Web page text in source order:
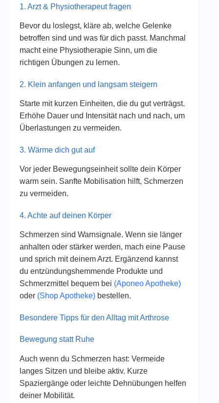
1. Arzt & Physiotherapeut fragen
Bevor du loslegst, kläre ab, welche Gelenke
betroffen sind und was für dich passt. Manchmal
macht eine Physiotherapie Sinn, um die
richtigen Übungen zu lernen.
2. Klein anfangen und langsam steigern
Starte mit kurzen Einheiten, die du gut verträgst.
Erhöhe Dauer und Intensität nach und nach, um
Überlastungen zu vermeiden.
3. Wärme dich gut auf
Vor jeder Bewegungseinheit sollte dein Körper
warm sein. Sanfte Mobilisation hilft, Schmerzen
zu vermeiden.
4. Achte auf deinen Körper
Schmerzen sind Warnsignale. Wenn sie länger
anhalten oder stärker werden, mach eine Pause
und sprich mit deinem Arzt. Ergänzend kannst
du entzündungshemmende Produkte und
Schmerzmittel bequem bei (Aponeo Apotheke)
oder (Shop Apotheke) bestellen.
Besondere Tipps für den Alltag mit Arthrose
Bewegung statt Ruhe
Auch wenn du Schmerzen hast: Vermeide
langes Sitzen und bleibe aktiv. Kurze
Spaziergänge oder leichte Dehnübungen helfen
deiner Mobilität.